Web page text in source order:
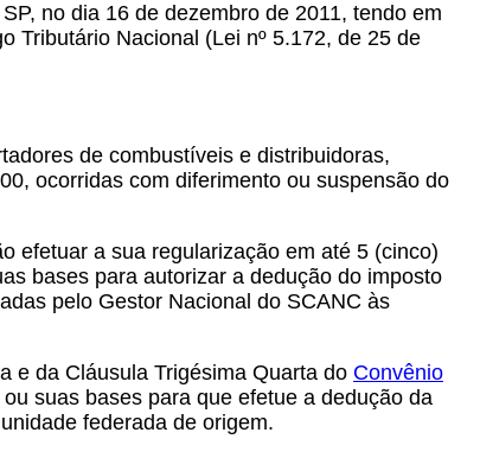
no dia 16 de dezembro de 2011, tendo em
Tributário Nacional (Lei nº 5.172, de 25 de
de combustíveis e distribuidoras,
ocorridas com diferimento ou suspensão do
efetuar a sua regularização em até 5 (cinco)
bases para autorizar a dedução do imposto
pelo Gestor Nacional do SCANC às
e da Cláusula Trigésima Quarta do Convênio
suas bases para que efetue a dedução da
federada de origem.